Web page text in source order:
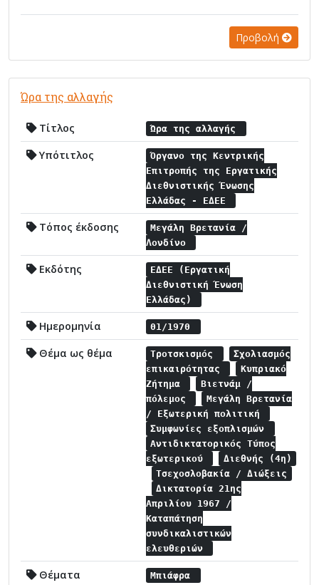
Προβολή
Ώρα της αλλαγής
Τίτλος Ώρα της αλλαγής
Υπότιτλος
Όργανο της Κεντρικής
Επιτροπής της Εργατικής
Διεθνιστικής Ένωσης
Ελλάδας - ΕΔΕΕ
Τόπος έκδοσης
Μεγάλη Βρετανία /
Λονδίνο
Εκδότης
ΕΔΕΕ (Εργατική
Διεθνιστική Ένωση
Ελλάδας)
Ημερομηνία 01/1970
Θέμα ως θέμα Τροτσκισμός
Σχολιασμός
επικαιρότητας
Κυπριακό
Ζήτημα
Βιετνάμ /
πόλεμος
Μεγάλη Βρετανία
/ Εξωτερική πολιτική
Συμφωνίες εξοπλισμών
Αντιδικτατορικός Τύπος
εξωτερικού
Διεθνής (4η)
Τσεχοσλοβακία / Διώξεις
Δικτατορία 21ης
Απριλίου 1967 /
Καταπάτηση
συνδικαλιστικών
ελευθεριών
Θέματα Μπιάφρα